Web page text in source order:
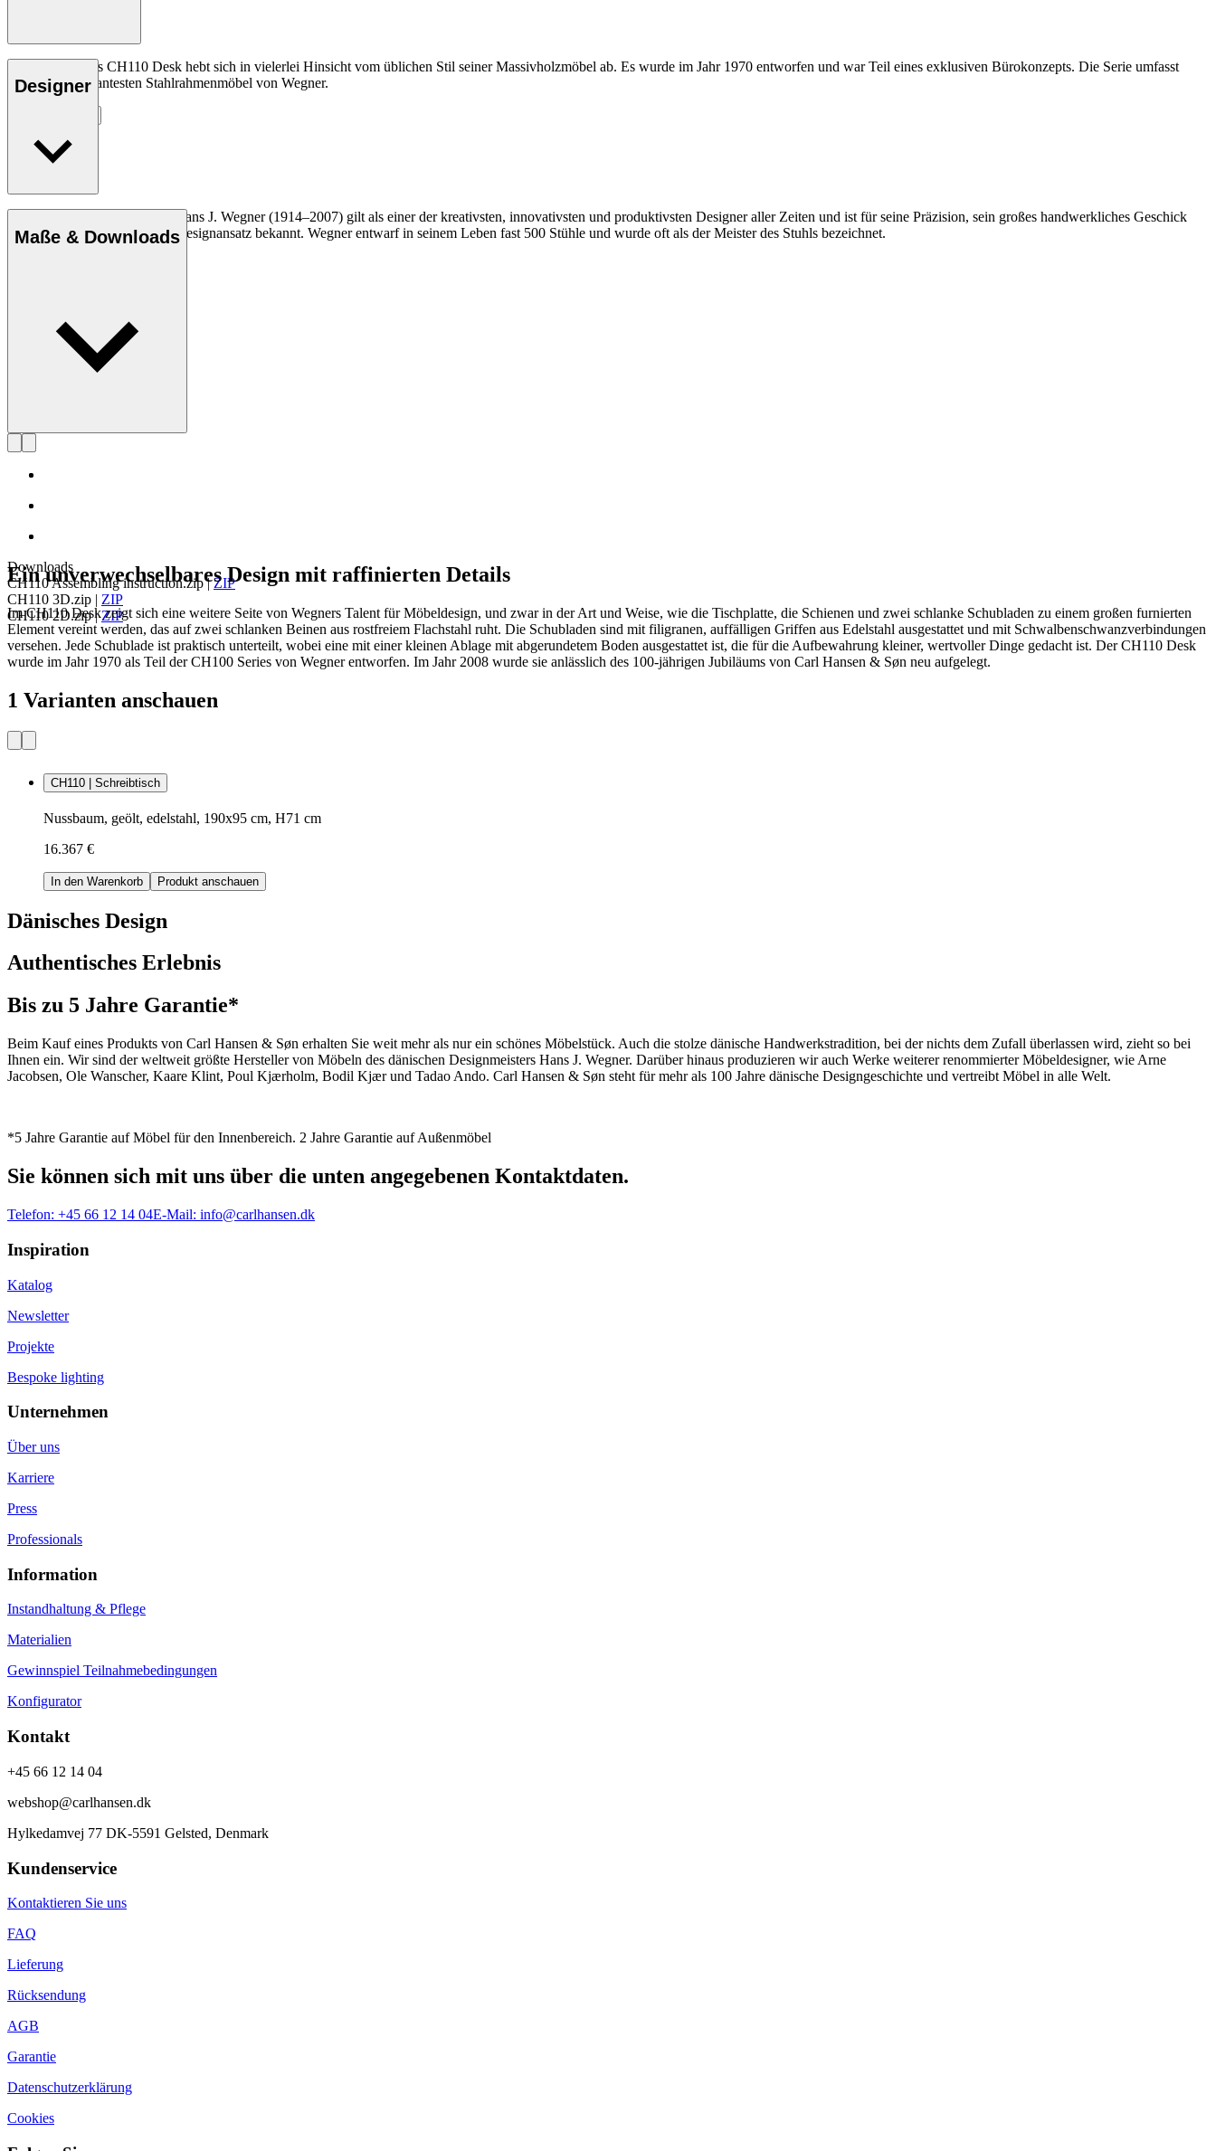
Hans J. Wegners CH110 Desk hebt sich in vielerlei Hinsicht vom üblichen Stil seiner Massivholzmöbel ab. Es wurde im Jahr 1970 entworfen und war Teil eines exklusiven Bürokonzepts. Die Serie umfasst
einige der markantesten Stahlrahmenmöbel von Wegner.
Designer
Der dänische Möbeldesigner Hans J. Wegner (1914–2007) gilt als einer der kreativsten, innovativsten und produktivsten Designer aller Zeiten und ist für seine Präzision, sein großes handwerkliches Geschick
und seinen kompromisslosen Designansatz bekannt. Wegner entwarf in seinem Leben fast 500 Stühle und wurde oft als der Meister des Stuhls bezeichnet.
Maße & Downloads
Downloads
CH110 Assembling instruction.zip|ZIP
CH110 3D.zip | ZIP
CH110 2D.zip|ZIP
Ein unverwechselbares Design mit raffinierten Details
Im CH110 Desk zeigt sich eine weitere Seite von Wegners Talent für Möbeldesign, und zwar in der Art und Weise, wie die Tischplatte, die Schienen und zwei schlanke Schubladen zu einem großen furnierten
Element vereint werden, das auf zwei schlanken Beinen aus rostfreiem Flachstahl ruht. Die Schubladen sind mit filigranen, auffälligen Griffen aus Edelstahl ausgestattet und mit Schwalbenschwanzverbindungen
versehen. Jede Schublade ist praktisch unterteilt, wobei eine mit einer kleinen Ablage mit abgerundetem Boden ausgestattet ist, die für die Aufbewahrung kleiner, wertvoller Dinge gedacht ist. Der CH110 Desk
wurde im Jahr 1970 als Teil der CH100 Series von Wegner entworfen. Im Jahr 2008 wurde sie anlässlich des 100-jährigen Jubiläums von Carl Hansen & Søn neu aufgelegt.
1 Varianten anschauen
CH110 | Schreibtisch
Nussbaum, geölt, edelstahl, 190x95 cm, H71 cm
16.367 €
In den Warenkorb Produkt anschauen
Dänisches Design
Authentisches Erlebnis
Bis zu 5 Jahre Garantie*
Beim Kauf eines Produkts von Carl Hansen & Søn erhalten Sie weit mehr als nur ein schönes Möbelstück. Auch die stolze dänische Handwerkstradition, bei der nichts dem Zufall überlassen wird, zieht so bei
Ihnen ein. Wir sind der weltweit größte Hersteller von Möbeln des dänischen Designmeisters Hans J. Wegner. Darüber hinaus produzieren wir auch Werke weiterer renommierter Möbeldesigner, wie Arne
Jacobsen, Ole Wanscher, Kaare Klint, Poul Kjærholm, Bodil Kjær und Tadao Ando. Carl Hansen & Søn steht für mehr als 100 Jahre dänische Designgeschichte und vertreibt Möbel in alle Welt.
*5 Jahre Garantie auf Möbel für den Innenbereich. 2 Jahre Garantie auf Außenmöbel
Sie können sich mit uns über die unten angegebenen Kontaktdaten.
Telefon: +45 66 12 14 04E-Mail: info@carlhansen.dk
Inspiration
Katalog
Newsletter
Projekte
Bespoke lighting
Unternehmen
Über uns
Karriere
Press
Professionals
Information
Instandhaltung & Pflege
Materialien
Gewinnspiel Teilnahmebedingungen
Konfigurator
Kontakt
+45 66 12 14 04
webshop@carlhansen.dk
Hylkedamvej 77 DK-5591 Gelsted, Denmark
Kundenservice
Kontaktieren Sie uns
FAQ
Lieferung
Rücksendung
AGB
Garantie
Datenschutzerklärung
Cookies